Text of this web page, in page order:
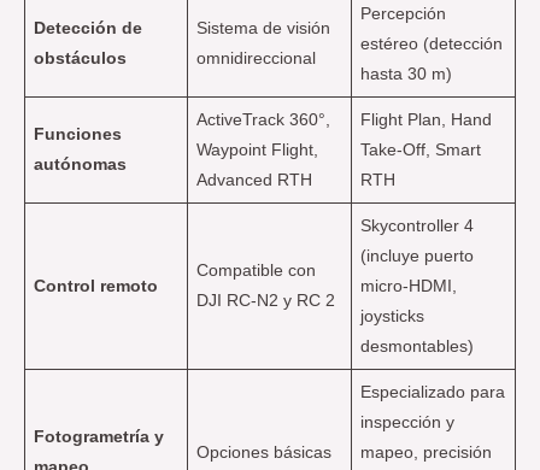
Detección de
obstáculos
Sistema de visión
omnidireccional
Percepción
estéreo (detección
hasta 30 m)
Funciones
autónomas
ActiveTrack 360°,
Waypoint Flight,
Advanced RTH
Flight Plan, Hand
Take-Off, Smart
RTH
Control remoto
Compatible con
DJI RC-N2 y RC 2
Skycontroller 4
(incluye puerto
micro-HDMI,
joysticks
desmontables)
Fotogrametría y
Opciones básicas
Especializado para
inspección y
mapeo, precisión